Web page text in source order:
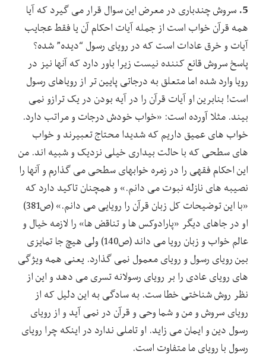
5. سروش چندباری در معرض این سوال قرار می گیرد که آیا
همه قرآن خواب است از جمله آیات احکام آن یا فقط عجایب
آیات و خرق عادات است که در رویای رسول “دیده” شده؟
پاسخ سروش قانع کننده نیست زیرا باور دارد که آنها نیز در
رویا وارد شده اما متعلق به درجاتی پایین تر از رویاهای رسول
است! بنابرین او آیات قرآن را در آیه بودن در یک ترازو نمی
بیند. مثلا آورده است: «خواب خودش درجات و مراتب دارد.
خواب های عمیق داریم که شدیدا محتاج تعبیرند و خواب
های سطحی که با حالت بیداری خیلی نزدیک و شبیه اند. من
این احکام فقهی را در زمره خوابهای سطحی می گذارم و آنها را
نصیبه های نازله نبوت می دانم.» و همچنان تاکید دارد که
«با این توضیحات کل زبان قرآن را رویایی می دانم.» (ص381)
او در جاهای دیگر «پارادوکس ها و تناقض ها» را لازمه خیال و
عالم خواب و زبان رویا می داند (ص140) ولی هیچ جا تمایزی
بین رویای رسول و رویای معمول نمی گذارد. یعنی همه ویژگی
های رویای عادی را بر رویای رسولانه تسری می دهد و این از
نظر روش شناختی خطا ست. به سادگی به این دلیل که از
رویای سروش و من و شما وحی و قرآن در نمی آید و از رویای
رسول دین و ایمان می زاید. او تاملی ندارد در اینکه چرا رویای
رسول با رویای ما متفاوت است.